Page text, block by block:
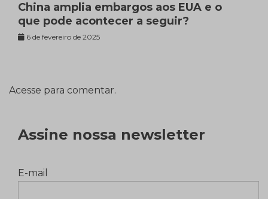
China amplia embargos aos EUA e o
que pode acontecer a seguir?
6 de fevereiro de 2025
Acesse para comentar.
Assine nossa newsletter
E-mail